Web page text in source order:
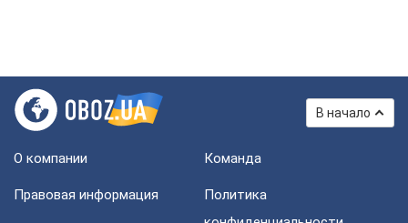
В начало
О компании Команда
Правовая информация
Политика